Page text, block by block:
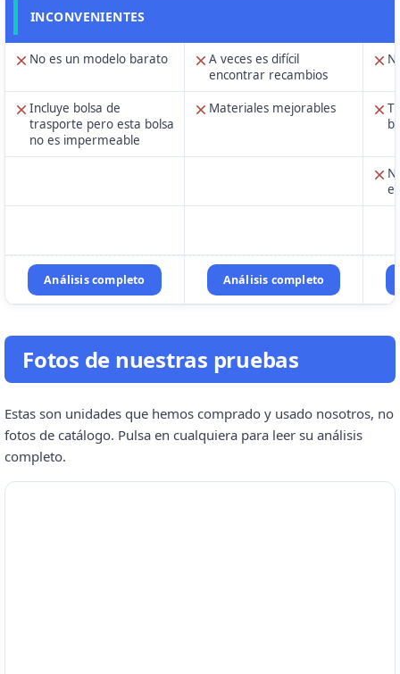
INCONVENIENTES
No es un modelo barato
A veces es difícil
encontrar recambios
Incluye bolsa de
trasporte pero esta bolsa
no es impermeable
Materiales mejorables
Análisis completo Análisis completo
Fotos de nuestras pruebas
Estas son unidades que hemos comprado y usado nosotros, no
fotos de catálogo. Pulsa en cualquiera para leer su análisis
completo.